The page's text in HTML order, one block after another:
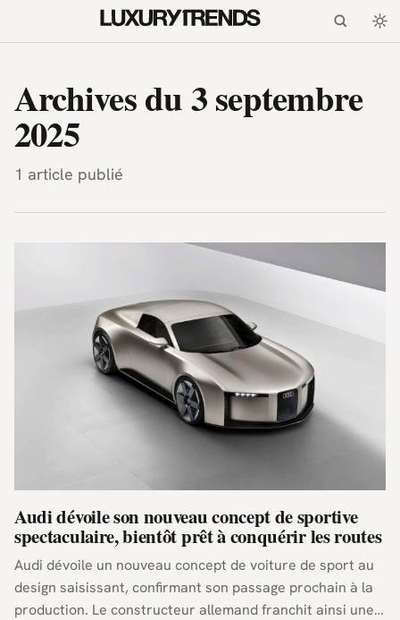
LuxuryTrends.fr —
Archives du 3 septembre
2025
1 article publié
Audi dévoile son nouveau concept de sportive
spectaculaire, bientôt prêt à conquérir les routes
Audi dévoile un nouveau concept de voiture de sport au
design saisissant, confirmant son passage prochain à la
production. Le constructeur allemand franchit ainsi une